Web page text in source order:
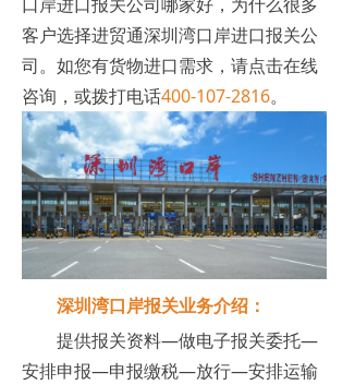
客户选择进贸通深圳湾口岸进口报关公
司。如您有货物进口需求，请点击在线
咨询，或拨打电话400-107-2816。
深圳湾口岸报关业务介绍：
提供报关资料—做电子报关委托—
安排申报—申报缴税—放行—安排运输